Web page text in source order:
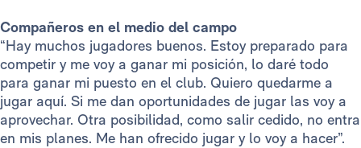
Compañeros en el medio del campo
“Hay muchos jugadores buenos. Estoy preparado para
competir y me voy a ganar mi posición, lo daré todo
para ganar mi puesto en el club. Quiero quedarme a
jugar aquí. Si me dan oportunidades de jugar las voy a
aprovechar. Otra posibilidad, como salir cedido, no entra
en mis planes. Me han ofrecido jugar y lo voy a hacer”.